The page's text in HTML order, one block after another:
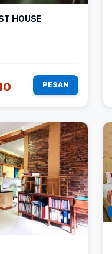
HOUSE
PESAN